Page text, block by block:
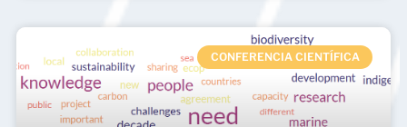
CONFERENCIA CIENTÍFICA